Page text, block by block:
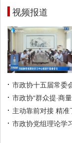
视频报道
市政协十五届常委
市政协“群众提·商
主动靠前对接 精
市政协党组理论学